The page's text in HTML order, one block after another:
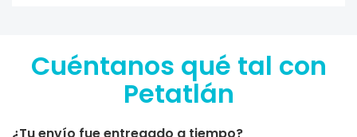
Cuéntanos qué tal con
Petatlán
¿Tu envío fue entregado a tiempo?